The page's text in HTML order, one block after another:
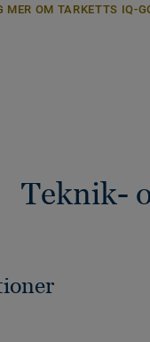
OM TARKETTS IQ-
Teknik-